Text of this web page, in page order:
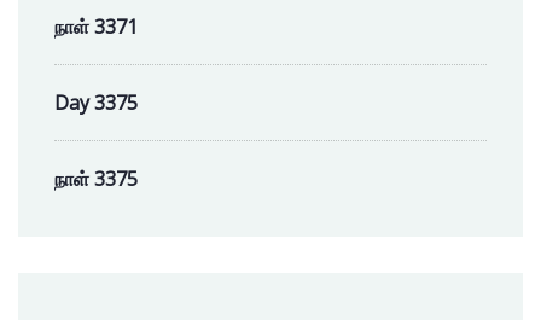
நாள் 3371
Day 3375
நாள் 3375